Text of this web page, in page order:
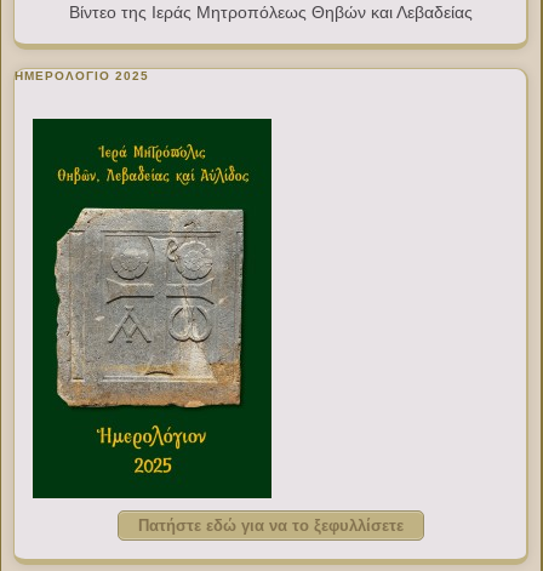
Βίντεο της Ιεράς Μητροπόλεως Θηβών και Λεβαδείας
ΗΜΕΡΟΛΟΓΙΟ 2025
Πατήστε εδώ για να το ξεφυλλίσετε